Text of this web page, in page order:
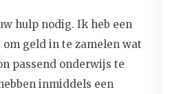
hulp nodig. Ik heb een
geld in te zamelen wat
passend onderwijs te
inmiddels een